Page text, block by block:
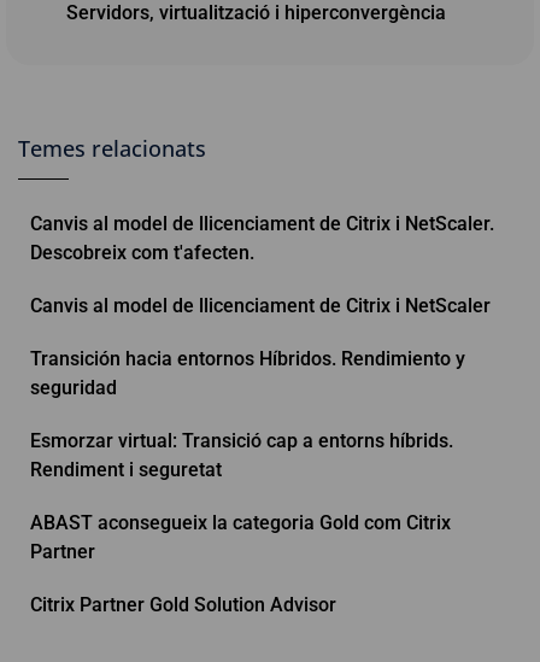
Servidors, virtualització i hiperconvergència
Temes relacionats
Canvis al model de llicenciament de Citrix i NetScaler.
Descobreix com t'afecten.
Canvis al model de llicenciament de Citrix i NetScaler
Transición hacia entornos Híbridos. Rendimiento y
seguridad
Esmorzar virtual: Transició cap a entorns híbrids.
Rendiment i seguretat
ABAST aconsegueix la categoria Gold com Citrix
Partner
Citrix Partner Gold Solution Advisor